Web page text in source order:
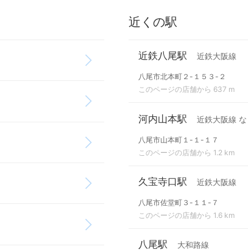
近くの駅
近鉄八尾駅 近鉄大阪線
八尾市北本町２-１５３-２
このページの店舗から 637 m
河内山本駅 近鉄大阪線
八尾市山本町１-１-１７
このページの店舗から 1.2 km
久宝寺口駅 近鉄大阪線
八尾市佐堂町３-１１-７
このページの店舗から 1.6 km
八尾駅 大和路線